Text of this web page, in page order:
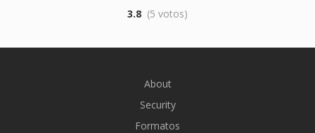
3.8 (5 votos)
About
Security
Formatos